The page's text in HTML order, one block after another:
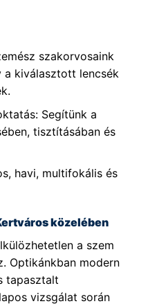
szakorvosaink
kiválasztott lencsék
Segítünk a
tisztításában és
havi, multifokális és
közelében
a szem
Optikánkban modern
tapasztalt
vizsgálat során